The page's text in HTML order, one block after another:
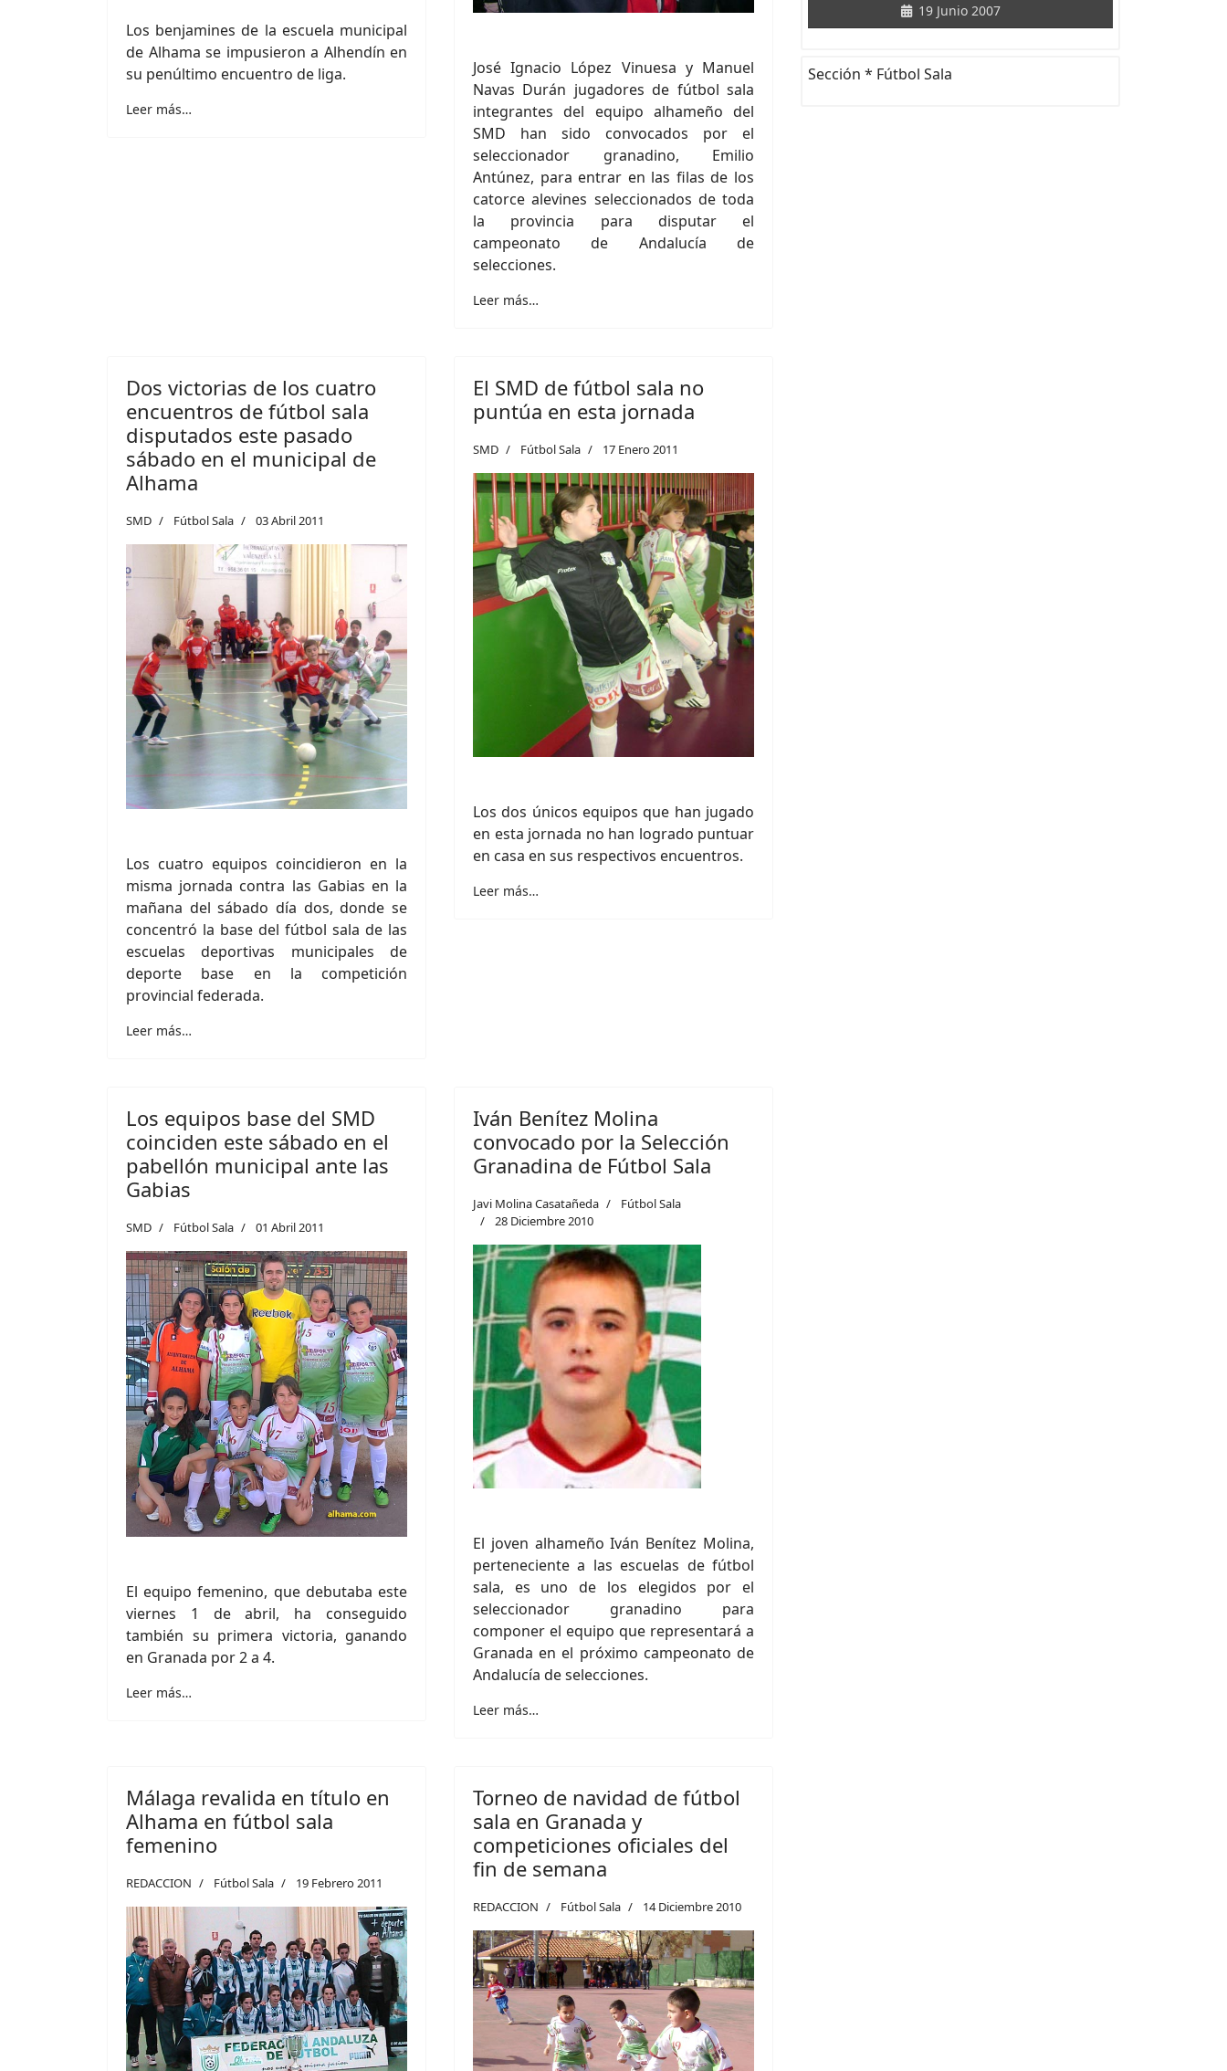
Los benjamines de la escuela municipal
de Alhama se impusieron a Alhendín en
su penúltimo encuentro de liga.
Leer más…
José Ignacio López Vinuesa y Manuel
Navas Durán jugadores de fútbol sala
integrantes del equipo alhameño del
SMD han sido convocados por el
seleccionador granadino, Emilio
Antúnez, para entrar en las filas de los
catorce alevines seleccionados de toda
la provincia para disputar el
campeonato de Andalucía de
selecciones.
Leer más…
Dos victorias de los cuatro
encuentros de fútbol sala
disputados este pasado
sábado en el municipal de
Alhama
SMD Fútbol Sala 03 Abril 2011
Los cuatro equipos coincidieron en la
misma jornada contra las Gabias en la
mañana del sábado día dos, donde se
concentró la base del fútbol sala de las
escuelas deportivas municipales de
deporte base en la competición
provincial federada.
Leer más…
El SMD de fútbol sala no
puntúa en esta jornada
SMD Fútbol Sala 17 Enero 2011
Los dos únicos equipos que han jugado
en esta jornada no han logrado puntuar
en casa en sus respectivos encuentros.
Leer más…
Los equipos base del SMD
coinciden este sábado en el
pabellón municipal ante las
Gabias
SMD Fútbol Sala 01 Abril 2011
El equipo femenino, que debutaba este
viernes 1 de abril, ha conseguido
también su primera victoria, ganando
en Granada por 2 a 4.
Leer más…
Iván Benítez Molina
convocado por la Selección
Granadina de Fútbol Sala
Javi Molina Casatañeda
Fútbol Sala
28 Diciembre 2010
El joven alhameño Iván Benítez Molina,
perteneciente a las escuelas de fútbol
sala, es uno de los elegidos por el
seleccionador granadino para
componer el equipo que representará a
Granada en el próximo campeonato de
Andalucía de selecciones.
Leer más…
Málaga revalida en título en
Alhama en fútbol sala
femenino
REDACCION Fútbol Sala 19 Febrero 2011
Torneo de navidad de fútbol
sala en Granada y
competiciones oficiales del
fin de semana
REDACCION Fútbol Sala 14 Diciembre 2010
19 Junio 2007
Sección * Fútbol Sala